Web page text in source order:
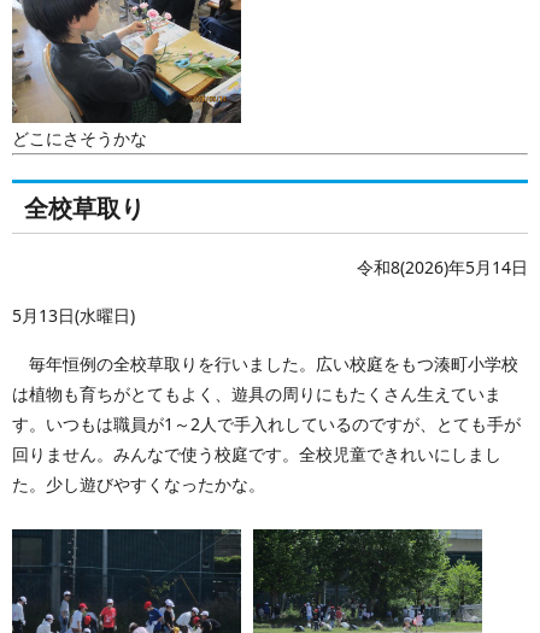
どこにさそうかな
全校草取り
令和8(2026)年5月14日
5月13日(水曜日)
毎年恒例の全校草取りを行いました。広い校庭をもつ湊町小学校
は植物も育ちがとてもよく、遊具の周りにもたくさん生えていま
す。いつもは職員が1～2人で手入れしているのですが、とても手が
回りません。みんなで使う校庭です。全校児童できれいにしまし
た。少し遊びやすくなったかな。